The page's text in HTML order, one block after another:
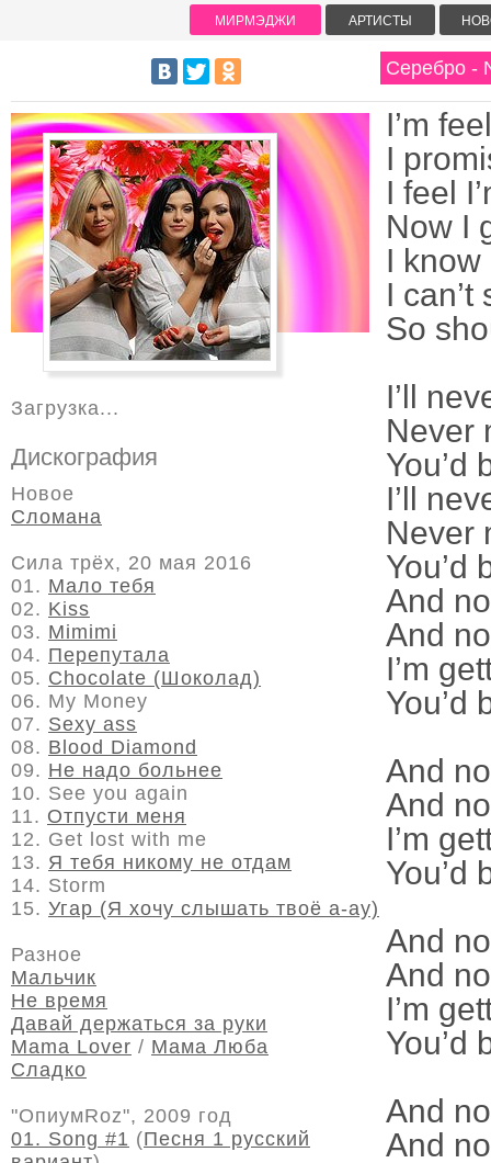
Серебро -
I’m
I
I feel
Now I
I
I
So
I’ll
Never
You’d
I’ll
Never
You’d
And
And
I’m
You’d
And
And
I’m
You’d
And
And
I’m
You’d
And
And
Загрузка...
Дискография
Новое
Сломана
Сила трёх, 20 мая 2016
01. Мало тебя
02. Kiss
03. Mimimi
04. Перепутала
05. Chocolate (Шоколад)
06. My Money
07. Sexy ass
08. Blood Diamond
09. Не надо больнее
10. See you again
11. Отпусти меня
12. Get lost with me
13. Я тебя никому не отдам
14. Storm
15. Угар (Я хочу слышать твоё а-ау)
Разное
Мальчик
Не время
Давай держаться за руки
Mama Lover / Мама Люба
Сладко
"ОпиумRoz", 2009 год
01. Song #1 (Песня 1 русский
МИРМЭДЖИ АРТИСТЫ